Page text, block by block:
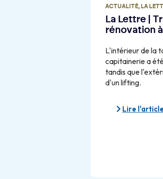
ACTUALITÉ, LA
La Lettre |
rénovation
L'intérieur de la
capitainerie a
tandis que
d'un lifting.
Lire l'article